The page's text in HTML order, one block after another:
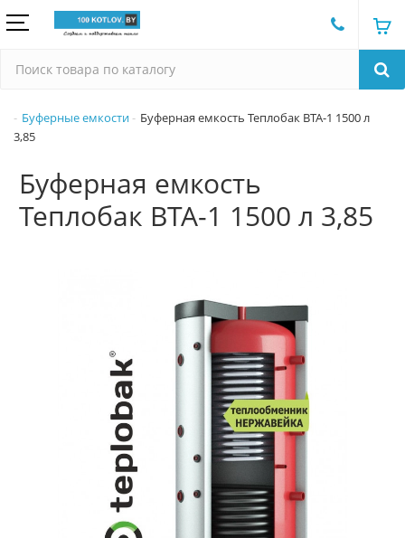
Буферные емкости
Буферная емкость Теплобак ВТА-1 1500 л
3,85
Буферная емкость
Теплобак ВТА-1 1500 л 3,85